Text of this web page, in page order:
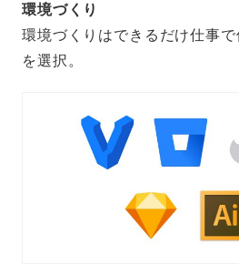
環境づくり
環境づくりはできるだけ仕事
を選択。